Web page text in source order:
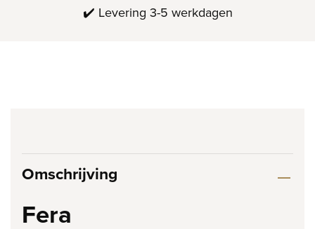
✔️ Levering 3-5 werkdagen
Omschrijving
Fera